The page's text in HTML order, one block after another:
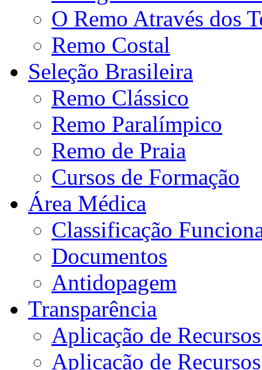
O Remo Através dos
Remo Costal
Seleção Brasileira
Remo Clássico
Remo Paralímpico
Remo de Praia
Cursos de Formação
Área Médica
Classificação
Documentos
Antidopagem
Transparência
Aplicação de
Aplicação de